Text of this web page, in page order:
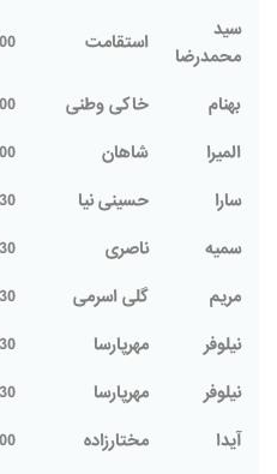
سيد
محمدرضا
استقامت
بهنام خاکی وطنی
المیرا
شاهان
سارا
حسینی نیا
سمیه
ناصری
مریم
گلی اسرمی
نيلوفر
مهرپارسا
نيلوفر
مهرپارسا
آیدا
مختارزاده